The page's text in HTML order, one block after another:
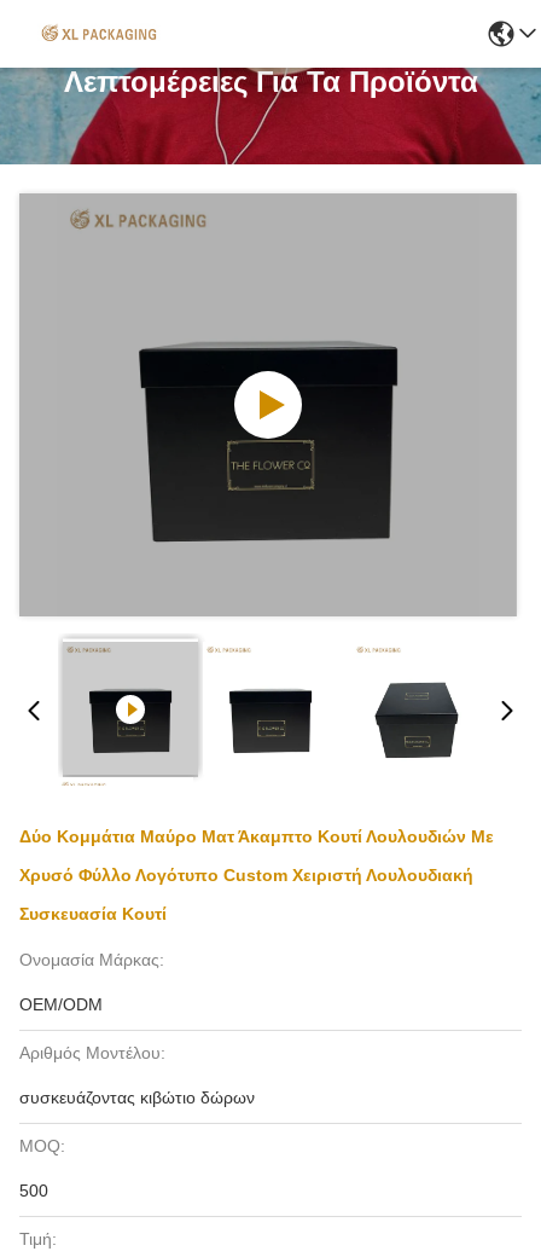
Λεπτομέρειες Για Τα Προϊόντα
Δύο Κομμάτια Μαύρο Ματ Άκαμπτο Κουτί Λουλουδιών Με
Χρυσό Φύλλο Λογότυπο Custom Χειριστή Λουλουδιακή
Συσκευασία Κουτί
Ονομασία Μάρκας:
OEM/ODM
Αριθμός Μοντέλου:
συσκευάζοντας κιβώτιο δώρων
MOQ:
500
Τιμή: